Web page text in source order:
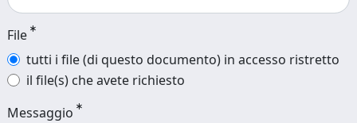
File
tutti i file (di questo documento) in accesso ristretto
il file(s) che avete richiesto
Messaggio